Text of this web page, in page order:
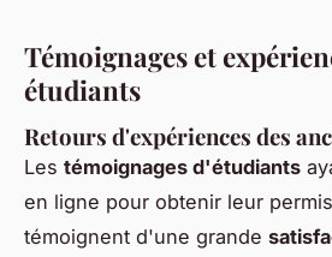
Témoignages et
étudiants
Retours d'expériences des
Les témoignages d'étudiants
en ligne pour obtenir leur
témoignent d'une grande